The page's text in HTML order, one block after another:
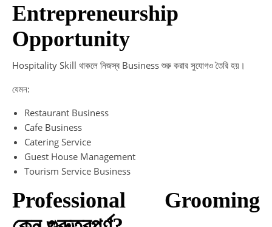
Entrepreneurship
Opportunity
Hospitality Skill থাকলে নিজস্ব Business শুরু করার সুযোগও তৈরি হয়।
যেমন:
Restaurant Business
Cafe Business
Catering Service
Guest House Management
Tourism Service Business
Professional Grooming